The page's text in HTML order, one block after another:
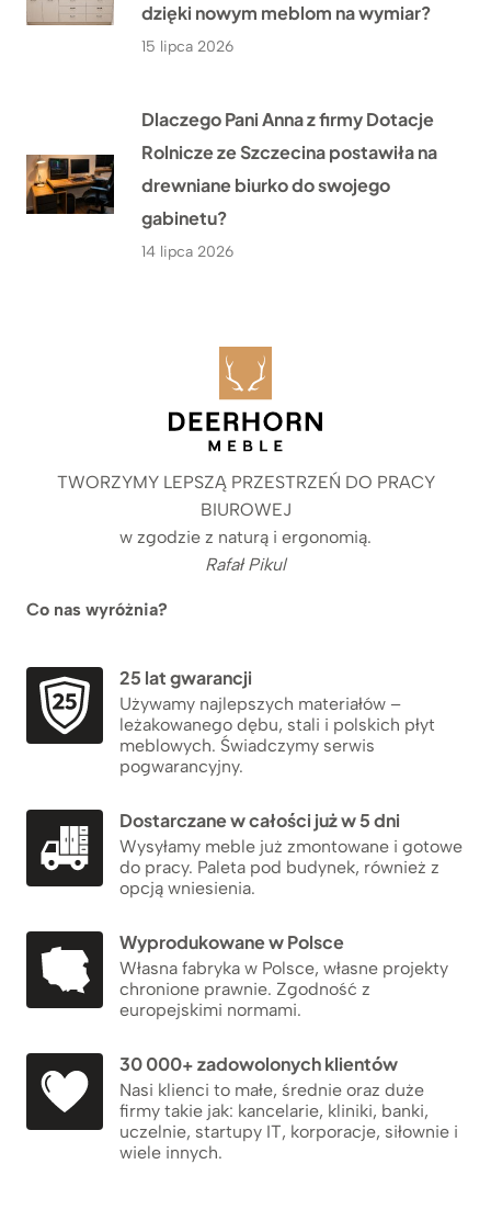
dzięki nowym meblom na wymiar?
15 lipca 2026
Dlaczego Pani Anna z firmy Dotacje
Rolnicze ze Szczecina postawiła na
drewniane biurko do swojego
gabinetu?
14 lipca 2026
TWORZYMY LEPSZĄ PRZESTRZEŃ DO PRACY
BIUROWEJ
w zgodzie z naturą i ergonomią.
Rafał Pikul
Co nas wyróżnia?
25 lat gwarancji
Używamy najlepszych materiałów –
leżakowanego dębu, stali i polskich płyt
meblowych. Świadczymy serwis
pogwarancyjny.
Dostarczane w całości już w 5 dni
Wysyłamy meble już zmontowane i gotowe
do pracy. Paleta pod budynek, również z
opcją wniesienia.
Wyprodukowane w Polsce
Własna fabryka w Polsce, własne projekty
chronione prawnie. Zgodność z
europejskimi normami.
30 000+ zadowolonych klientów
Nasi klienci to małe, średnie oraz duże
firmy takie jak: kancelarie, kliniki, banki,
uczelnie, startupy IT, korporacje, siłownie i
wiele innych.